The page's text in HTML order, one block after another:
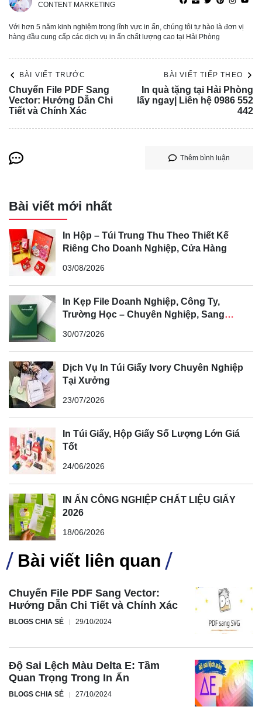
CONTENT MARKETING
Với hơn 5 năm kinh nghiệm trong lĩnh vực in ấn, chúng tôi tự hào là đơn vị
hàng đầu cung cấp các dịch vụ in ấn chất lượng cao tại Hải Phòng
BÀI VIẾT TRƯỚC
Chuyển File PDF Sang
Vector: Hướng Dẫn Chi
Tiết và Chính Xác
BÀI VIẾT TIẾP THEO
In quà tặng tại Hải Phòng
lấy ngay| Liên hệ 0986 552
442
Thêm bình luận
Bài viết mới nhất
In Hộp – Túi Trung Thu Theo Thiết Kế
Riêng Cho Doanh Nghiệp, Cửa Hàng
03/08/2026
In Kẹp File Doanh Nghiệp, Công Ty,
Trường Học – Chuyên Nghiệp, Sang
30/07/2026
Dịch Vụ In Túi Giấy Ivory Chuyên Nghiệp
Tại Xưởng
23/07/2026
In Túi Giấy, Hộp Giấy Số Lượng Lớn Giá
Tốt
24/06/2026
IN ẤN CÔNG NGHIỆP CHẤT LIỆU GIẤY
2026
18/06/2026
Bài viết liên quan
Chuyển File PDF Sang Vector:
Hướng Dẫn Chi Tiết và Chính Xác
BLOGS CHIA SẺ 29/10/2024
Độ Sai Lệch Màu Delta E: Tầm
Quan Trọng Trong In Ấn
BLOGS CHIA SẺ 27/10/2024